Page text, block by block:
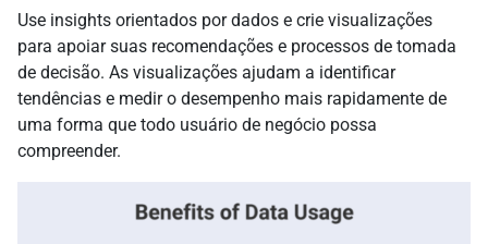
Use insights orientados por dados e crie visualizações
para apoiar suas recomendações e processos de tomada
de decisão. As visualizações ajudam a identificar
tendências e medir o desempenho mais rapidamente de
uma forma que todo usuário de negócio possa
compreender.